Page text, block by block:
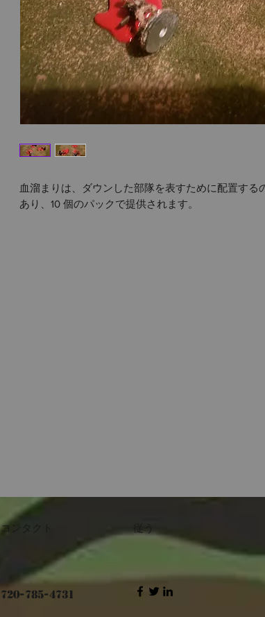
血溜まりは、ダウンした部隊を表すために配置する
あり、10 個のパックで提供されます。
コンタクト 従う
720-785-4731